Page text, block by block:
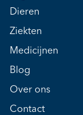
Dieren
Ziekten
Medicijnen
Blog
Over ons
Contact